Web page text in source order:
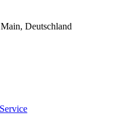
Deutschland